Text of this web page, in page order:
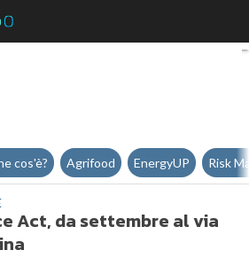
Data Governance Act, da
cos'è? Agrifood EnergyUP Risk
Act, da settembre al via